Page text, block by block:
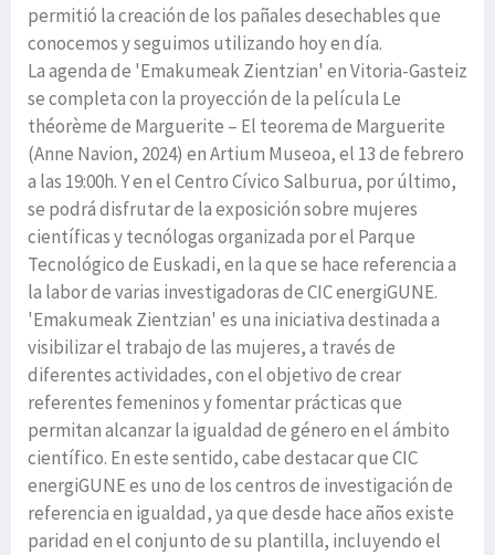
permitió la creación de los pañales desechables que
conocemos y seguimos utilizando hoy en día.
La agenda de 'Emakumeak Zientzian' en Vitoria-Gasteiz
se completa con la proyección de la película Le
théorème de Marguerite – El teorema de Marguerite
(Anne Navion, 2024) en Artium Museoa, el 13 de febrero
a las 19:00h. Y en el Centro Cívico Salburua, por último,
se podrá disfrutar de la exposición sobre mujeres
científicas y tecnólogas organizada por el Parque
Tecnológico de Euskadi, en la que se hace referencia a
la labor de varias investigadoras de CIC energiGUNE.
'Emakumeak Zientzian' es una iniciativa destinada a
visibilizar el trabajo de las mujeres, a través de
diferentes actividades, con el objetivo de crear
referentes femeninos y fomentar prácticas que
permitan alcanzar la igualdad de género en el ámbito
científico. En este sentido, cabe destacar que CIC
energiGUNE es uno de los centros de investigación de
referencia en igualdad, ya que desde hace años existe
paridad en el conjunto de su plantilla, incluyendo el